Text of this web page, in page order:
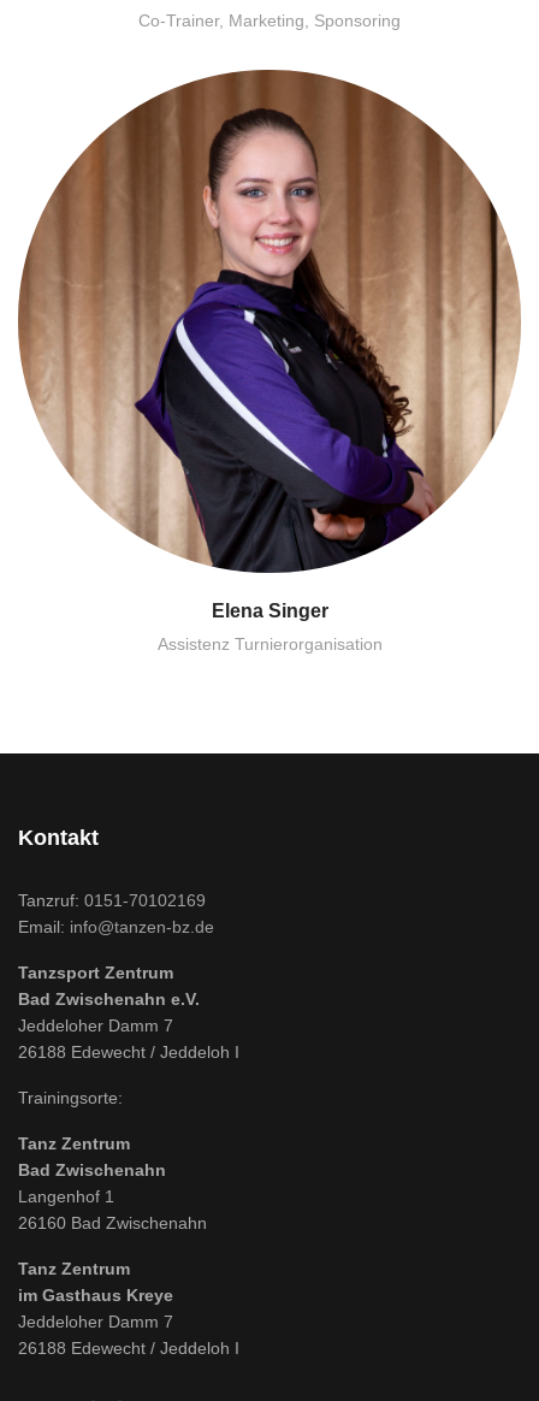
Co-Trainer, Marketing, Sponsoring
Elena Singer
Assistenz Turnierorganisation
Kontakt
Tanzruf: 0151-70102169
Email: info@tanzen-bz.de
Tanzsport Zentrum
Bad Zwischenahn e.V.
Jeddeloher Damm 7
26188 Edewecht / Jeddeloh I
Trainingsorte:
Tanz Zentrum
Bad Zwischenahn
Langenhof 1
26160 Bad Zwischenahn
Tanz Zentrum
im Gasthaus Kreye
Jeddeloher Damm 7
26188 Edewecht / Jeddeloh I